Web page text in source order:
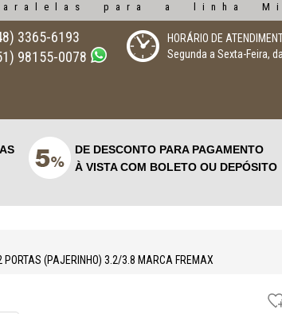
para a linha
3365-6193
98155-0078
HORÁRIO DE
Segunda a Sexta-Feira,
DE DESCONTO PARA PAGAMENTO
À VISTA COM BOLETO OU DEPÓSITO
PORTAS (PAJERINHO) 3.2/3.8 MARCA FREMAX